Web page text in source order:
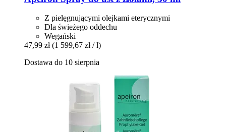
Z pielęgnującymi olejkami eterycznymi
Dla świeżego oddechu
Wegański
47,99 zł (1 599,67 zł / l)
Dostawa do 10 sierpnia